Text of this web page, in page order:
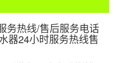
务热线/售后服务电话
器24小时服务热线售